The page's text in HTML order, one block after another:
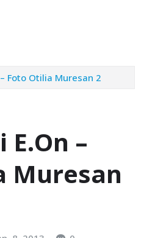
Foto Otilia Muresan 2
–
Muresan